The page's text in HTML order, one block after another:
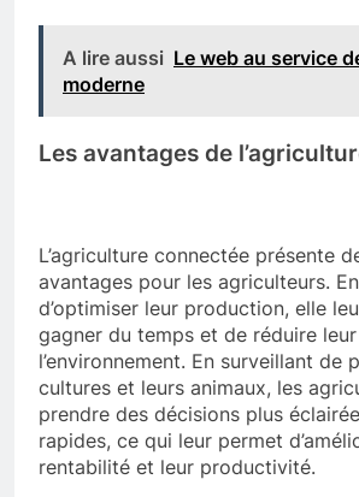
A lire aussi Le web au service
moderne
Les avantages de
L’agriculture connectée présente
avantages pour les agriculteurs.
d’optimiser leur production, elle
gagner du temps et de réduire
l’environnement. En surveillant de
cultures et leurs animaux, les
prendre des décisions plus
rapides, ce qui leur permet
rentabilité et leur productivité.